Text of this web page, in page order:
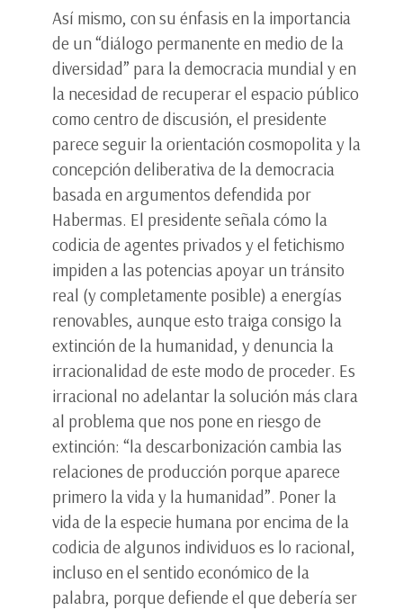
Así mismo, con su énfasis en la importancia
de un “diálogo permanente en medio de la
diversidad” para la democracia mundial y en
la necesidad de recuperar el espacio público
como centro de discusión, el presidente
parece seguir la orientación cosmopolita y la
concepción deliberativa de la democracia
basada en argumentos defendida por
Habermas. El presidente señala cómo la
codicia de agentes privados y el fetichismo
impiden a las potencias apoyar un tránsito
real (y completamente posible) a energías
renovables, aunque esto traiga consigo la
extinción de la humanidad, y denuncia la
irracionalidad de este modo de proceder. Es
irracional no adelantar la solución más clara
al problema que nos pone en riesgo de
extinción: “la descarbonización cambia las
relaciones de producción porque aparece
primero la vida y la humanidad”. Poner la
vida de la especie humana por encima de la
codicia de algunos individuos es lo racional,
incluso en el sentido económico de la
palabra, porque defiende el que debería ser